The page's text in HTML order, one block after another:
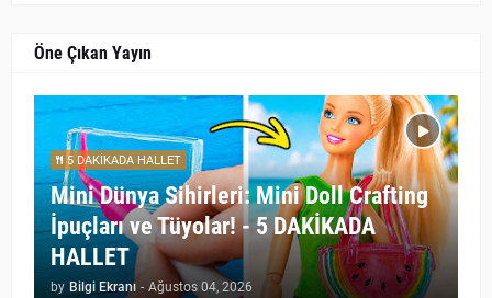
Öne Çıkan Yayın
5 DAKİKADA HALLET
Mini Dünya Sihirleri: Mini Doll Crafting
İpuçları ve Tüyolar! - 5 DAKİKADA
HALLET
by Bilgi Ekranı - Ağustos 04, 2026